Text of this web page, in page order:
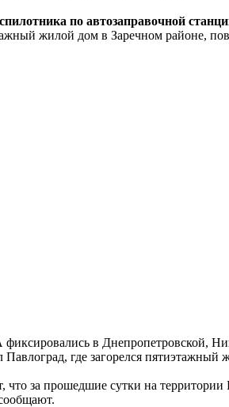
по автозаправочной
жилой дом в Заречном районе,
в Днепропетровской,
где загорелся пятиэтажный
за прошедшие сутки на